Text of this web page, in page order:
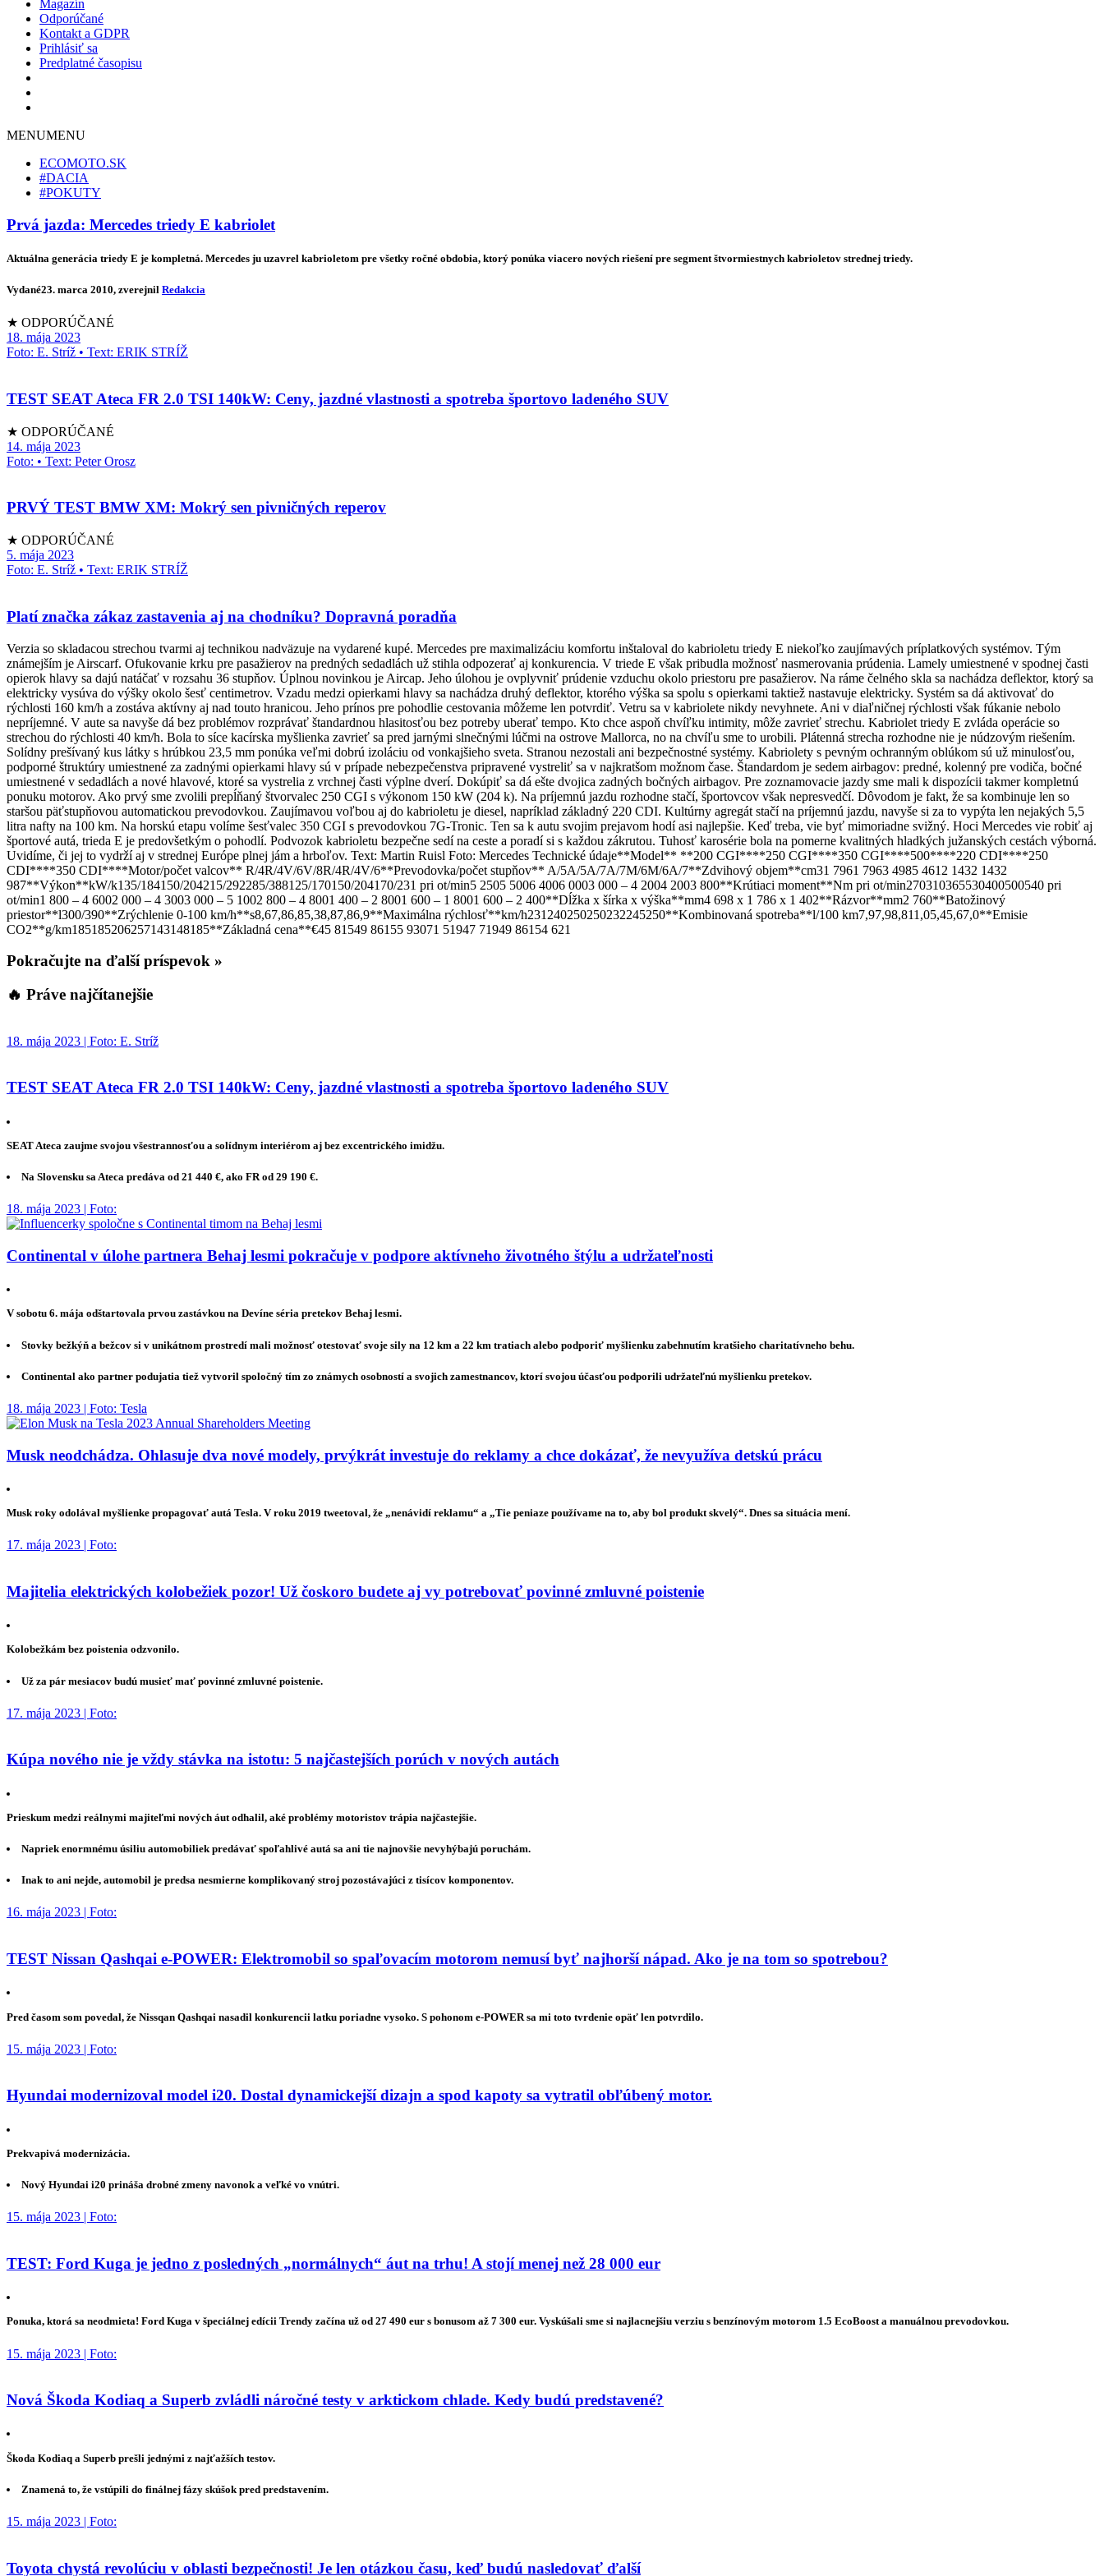
Magazín
Odporúčané
Kontakt a GDPR
Prihlásiť sa
Predplatné časopisu
MENUMENU
ECOMOTO.SK
#DACIA
#POKUTY
Prvá jazda: Mercedes triedy E kabriolet
Aktuálna generácia triedy E je kompletná. Mercedes ju uzavrel kabrioletom pre všetky ročné obdobia, ktorý ponúka viacero nových riešení pre segment štvormiestnych kabrioletov strednej triedy.
Vydané23. marca 2010, zverejnil Redakcia
★ ODPORÚČANÉ
18. mája 2023
Foto: E. Stríž • Text: ERIK STRÍŽ
TEST SEAT Ateca FR 2.0 TSI 140kW: Ceny, jazdné vlastnosti a spotreba športovo ladeného SUV
★ ODPORÚČANÉ
14. mája 2023
Foto: • Text: Peter Orosz
PRVÝ TEST BMW XM: Mokrý sen pivničných reperov
★ ODPORÚČANÉ
5. mája 2023
Foto: E. Stríž • Text: ERIK STRÍŽ
Platí značka zákaz zastavenia aj na chodníku? Dopravná poradňa
Verzia so skladacou strechou tvarmi aj technikou nadväzuje na vydarené kupé. Mercedes pre maximalizáciu komfortu inštaloval do kabrioletu triedy E niekoľko zaujímavých príplatkových systémov. Tým
známejším je Airscarf. Ofukovanie krku pre pasažierov na predných sedadlách už stihla odpozerať aj konkurencia. V triede E však pribudla možnosť nasmerovania prúdenia. Lamely umiestnené v spodnej časti
opierok hlavy sa dajú natáčať v rozsahu 36 stupňov. Úplnou novinkou je Aircap. Jeho úlohou je ovplyvniť prúdenie vzduchu okolo priestoru pre pasažierov. Na ráme čelného skla sa nachádza deflektor, ktorý sa
elektricky vysúva do výšky okolo šesť centimetrov. Vzadu medzi opierkami hlavy sa nachádza druhý deflektor, ktorého výška sa spolu s opierkami taktiež nastavuje elektricky. Systém sa dá aktivovať do
rýchlosti 160 km/h a zostáva aktívny aj nad touto hranicou. Jeho prínos pre pohodlie cestovania môžeme len potvrdiť. Vetru sa v kabriolete nikdy nevyhnete. Ani v diaľničnej rýchlosti však fúkanie nebolo
nepríjemné. V aute sa navyše dá bez problémov rozprávať štandardnou hlasitosťou bez potreby uberať tempo. Kto chce aspoň chvíľku intimity, môže zavrieť strechu. Kabriolet triedy E zvláda operácie so
strechou do rýchlosti 40 km/h. Bola to síce kacírska myšlienka zavrieť sa pred jarnými slnečnými lúčmi na ostrove Mallorca, no na chvíľu sme to urobili. Plátenná strecha rozhodne nie je núdzovým riešením.
Solídny prešívaný kus látky s hrúbkou 23,5 mm ponúka veľmi dobrú izoláciu od vonkajšieho sveta. Stranou nezostali ani bezpečnostné systémy. Kabriolety s pevným ochranným oblúkom sú už minulosťou,
podporné štruktúry umiestnené za zadnými opierkami hlavy sú v prípade nebezpečenstva pripravené vystreliť sa v najkratšom možnom čase. Štandardom je sedem airbagov: predné, kolenný pre vodiča, bočné
umiestnené v sedadlách a nové hlavové, ktoré sa vystrelia z vrchnej časti výplne dverí. Dokúpiť sa dá ešte dvojica zadných bočných airbagov. Pre zoznamovacie jazdy sme mali k dispozícii takmer kompletnú
ponuku motorov. Ako prvý sme zvolili prepĺňaný štvorvalec 250 CGI s výkonom 150 kW (204 k). Na príjemnú jazdu rozhodne stačí, športovcov však nepresvedčí. Dôvodom je fakt, že sa kombinuje len so
staršou päťstupňovou automatickou prevodovkou. Zaujímavou voľbou aj do kabrioletu je diesel, napríklad základný 220 CDI. Kultúrny agregát stačí na príjemnú jazdu, navyše si za to vypýta len nejakých 5,5
litra nafty na 100 km. Na horskú etapu volíme šesťvalec 350 CGI s prevodovkou 7G-Tronic. Ten sa k autu svojim prejavom hodí asi najlepšie. Keď treba, vie byť mimoriadne svižný. Hoci Mercedes vie robiť aj
športové autá, trieda E je predovšetkým o pohodlí. Podvozok kabrioletu bezpečne sedí na ceste a poradí si s každou zákrutou. Tuhosť karosérie bola na pomerne kvalitných hladkých južanských cestách výborná.
Uvidíme, či jej to vydrží aj v strednej Európe plnej jám a hrboľov. Text: Martin Ruisl Foto: Mercedes Technické údaje**Model** **200 CGI****250 CGI****350 CGI****500****220 CDI****250
CDI****350 CDI****Motor/počet valcov** R/4R/4V/6V/8R/4R/4V/6**Prevodovka/počet stupňov** A/5A/5A/7A/7M/6M/6A/7**Zdvihový objem**cm31 7961 7963 4985 4612 1432 1432
987**Výkon**kW/k135/184150/204215/292285/388125/170150/204170/231 pri ot/min5 2505 5006 4006 0003 000 – 4 2004 2003 800**Krútiaci moment**Nm pri ot/min270310365530400500540 pri
ot/min1 800 – 4 6002 000 – 4 3003 000 – 5 1002 800 – 4 8001 400 – 2 8001 600 – 1 8001 600 – 2 400**Dĺžka x šírka x výška**mm4 698 x 1 786 x 1 402**Rázvor**mm2 760**Batožinový
priestor**l300/390**Zrýchlenie 0-100 km/h**s8,67,86,85,38,87,86,9**Maximálna rýchlosť**km/h231240250250232245250**Kombinovaná spotreba**l/100 km7,97,98,811,05,45,67,0**Emisie
CO2**g/km185185206257143148185**Základná cena**€45 81549 86155 93071 51947 71949 86154 621
Pokračujte na ďalší príspevok »
🔥 Práve najčítanejšie
18. mája 2023 | Foto: E. Stríž
TEST SEAT Ateca FR 2.0 TSI 140kW: Ceny, jazdné vlastnosti a spotreba športovo ladeného SUV
SEAT Ateca zaujme svojou všestrannosťou a solídnym interiérom aj bez excentrického imidžu.
Na Slovensku sa Ateca predáva od 21 440 €, ako FR od 29 190 €.
18. mája 2023 | Foto:
Continental v úlohe partnera Behaj lesmi pokračuje v podpore aktívneho životného štýlu a udržateľnosti
V sobotu 6. mája odštartovala prvou zastávkou na Devíne séria pretekov Behaj lesmi.
Stovky bežkýň a bežcov si v unikátnom prostredí mali možnosť otestovať svoje sily na 12 km a 22 km tratiach alebo podporiť myšlienku zabehnutím kratšieho charitatívneho behu.
Continental ako partner podujatia tiež vytvoril spoločný tím zo známych osobností a svojich zamestnancov, ktorí svojou účasťou podporili udržateľnú myšlienku pretekov.
18. mája 2023 | Foto: Tesla
Musk neodchádza. Ohlasuje dva nové modely, prvýkrát investuje do reklamy a chce dokázať, že nevyužíva detskú prácu
Musk roky odolával myšlienke propagovať autá Tesla. V roku 2019 tweetoval, že „nenávidí reklamu“ a „Tie peniaze používame na to, aby bol produkt skvelý“. Dnes sa situácia mení.
17. mája 2023 | Foto:
Majitelia elektrických kolobežiek pozor! Už čoskoro budete aj vy potrebovať povinné zmluvné poistenie
Kolobežkám bez poistenia odzvonilo.
Už za pár mesiacov budú musieť mať povinné zmluvné poistenie.
17. mája 2023 | Foto:
Kúpa nového nie je vždy stávka na istotu: 5 najčastejších porúch v nových autách
Prieskum medzi reálnymi majiteľmi nových áut odhalil, aké problémy motoristov trápia najčastejšie.
Napriek enormnému úsiliu automobiliek predávať spoľahlivé autá sa ani tie najnovšie nevyhýbajú poruchám.
Inak to ani nejde, automobil je predsa nesmierne komplikovaný stroj pozostávajúci z tisícov komponentov.
16. mája 2023 | Foto:
TEST Nissan Qashqai e-POWER: Elektromobil so spaľovacím motorom nemusí byť najhorší nápad. Ako je na tom so spotrebou?
Pred časom som povedal, že Nissqan Qashqai nasadil konkurencii latku poriadne vysoko. S pohonom e-POWER sa mi toto tvrdenie opäť len potvrdilo.
15. mája 2023 | Foto:
Hyundai modernizoval model i20. Dostal dynamickejší dizajn a spod kapoty sa vytratil obľúbený motor.
Prekvapivá modernizácia.
Nový Hyundai i20 prináša drobné zmeny navonok a veľké vo vnútri.
15. mája 2023 | Foto:
TEST: Ford Kuga je jedno z posledných „normálnych“ áut na trhu! A stojí menej než 28 000 eur
Ponuka, ktorá sa neodmieta! Ford Kuga v špeciálnej edícii Trendy začína už od 27 490 eur s bonusom až 7 300 eur. Vyskúšali sme si najlacnejšiu verziu s benzínovým motorom 1.5 EcoBoost a manuálnou prevodovkou.
15. mája 2023 | Foto:
Nová Škoda Kodiaq a Superb zvládli náročné testy v arktickom chlade. Kedy budú predstavené?
Škoda Kodiaq a Superb prešli jednými z najťažších testov.
Znamená to, že vstúpili do finálnej fázy skúšok pred predstavením.
15. mája 2023 | Foto:
Toyota chystá revolúciu v oblasti bezpečnosti! Je len otázkou času, keď budú nasledovať ďalší